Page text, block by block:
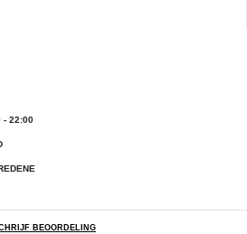
- 22:00
BEOORDELING